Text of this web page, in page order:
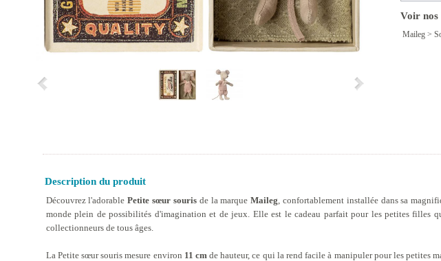
Voir nos
Maileg >
Description du produit
Découvrez l'adorablePetite sœur sourisde la marqueMaileg , confortablement installée dans sa
monde plein de possibilités d'imagination et de jeux. Elle est le cadeau parfait pour les petites filles
collectionneurs de tous âges.
La Petite sœur souris mesure environ 11 cm de hauteur, ce qui la rend facile à manipuler pour les petites